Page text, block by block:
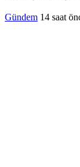
Gündem 14 saat